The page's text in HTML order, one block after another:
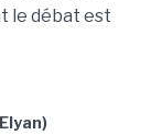
le débat est